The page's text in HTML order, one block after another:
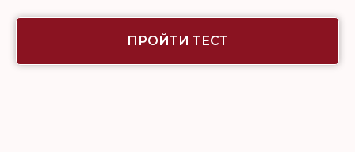
ПРОЙТИ ТЕСТ